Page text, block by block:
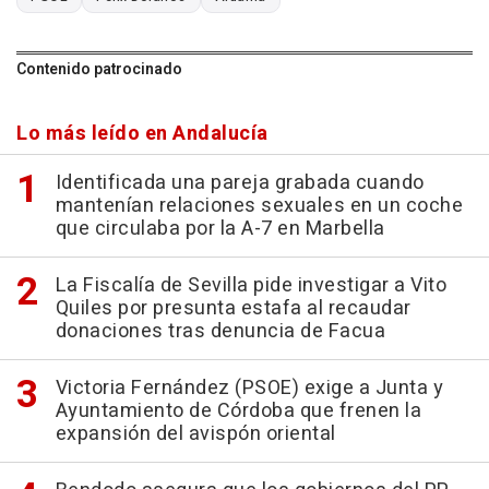
Contenido patrocinado
Lo más leído en Andalucía
Identificada una pareja grabada cuando
mantenían relaciones sexuales en un coche
que circulaba por la A-7 en Marbella
La Fiscalía de Sevilla pide investigar a Vito
Quiles por presunta estafa al recaudar
donaciones tras denuncia de Facua
Victoria Fernández (PSOE) exige a Junta y
Ayuntamiento de Córdoba que frenen la
expansión del avispón oriental